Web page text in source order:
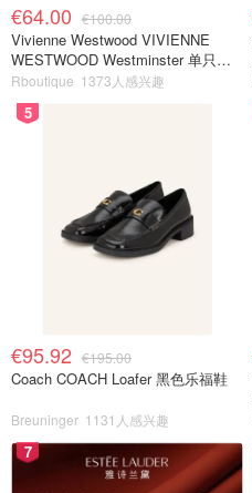
€64.00 €100.00
Vivienne Westwood VIVIENNE
WESTWOOD Westminster 单只耳
环
Rboutique 1373人感兴趣
5
€95.92 €195.00
Coach COACH Loafer 黑色乐福鞋
Breuninger 1131人感兴趣
7